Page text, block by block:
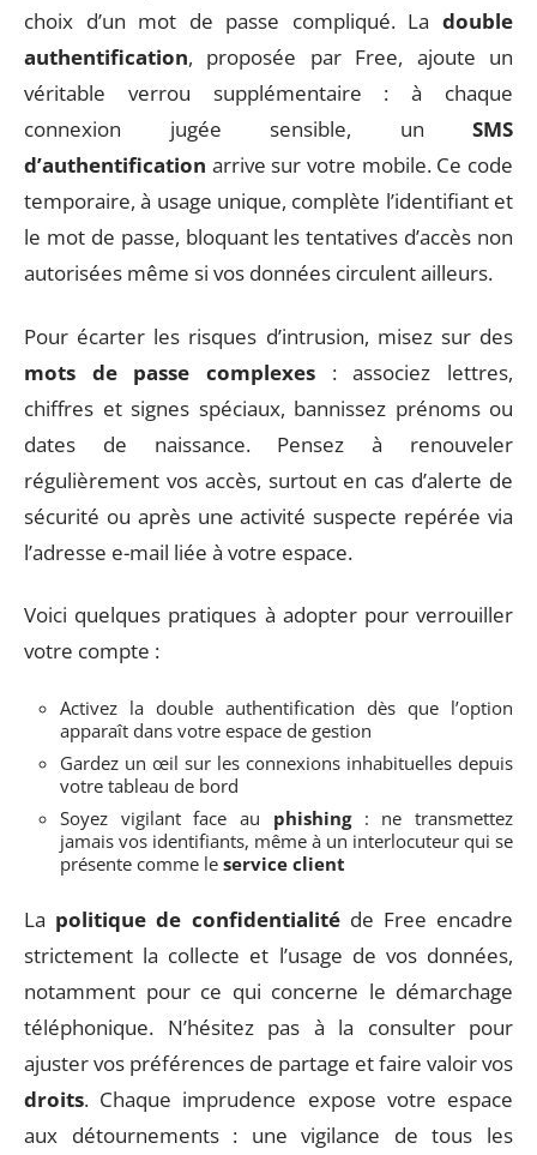
choix d’un mot de passe compliqué. La double
authentification, proposée par Free, ajoute un
véritable verrou supplémentaire : à chaque
connexion jugée sensible, un SMS
d’authentification arrive sur votre mobile. Ce code
temporaire, à usage unique, complète l’identifiant et
le mot de passe, bloquant les tentatives d’accès non
autorisées même si vos données circulent ailleurs.
Pour écarter les risques d’intrusion, misez sur des
mots de passe complexes : associez lettres,
chiffres et signes spéciaux, bannissez prénoms ou
dates de naissance. Pensez à renouveler
régulièrement vos accès, surtout en cas d’alerte de
sécurité ou après une activité suspecte repérée via
l’adresse e-mail liée à votre espace.
Voici quelques pratiques à adopter pour verrouiller
votre compte :
Activez la double authentification dès que l’option
apparaît dans votre espace de gestion
Gardez un œil sur les connexions inhabituelles depuis
votre tableau de bord
Soyez vigilant face au phishing: ne transmettez
jamais vos identifiants, même à un interlocuteur qui se
présente comme le service client
La politique de confidentialitéde Free encadre
strictement la collecte et l’usage de vos données,
notamment pour ce qui concerne le démarchage
téléphonique. N’hésitez pas à la consulter pour
ajuster vos préférences de partage et faire valoir vos
droits. Chaque imprudence expose votre espace
aux détournements : une vigilance de tous les